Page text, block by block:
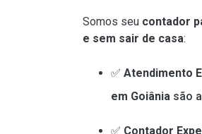
Somos seu contador
e sem sair de casa:
✅ Atendimento
em Goiânia são
✅ Contador